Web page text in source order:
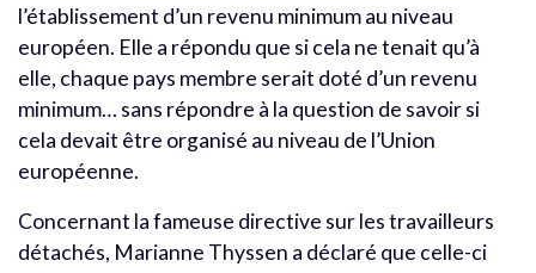
l’établissement d’un revenu minimum au niveau
européen. Elle a répondu que si cela ne tenait qu’à
elle, chaque pays membre serait doté d’un revenu
minimum… sans répondre à la question de savoir si
cela devait être organisé au niveau de l’Union
européenne.
Concernant la fameuse directive sur les travailleurs
détachés, Marianne Thyssen a déclaré que celle-ci